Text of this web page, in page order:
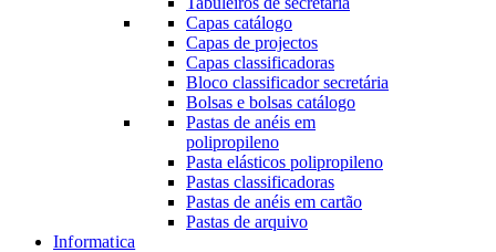
Capas catálogo
Capas de projectos
Capas classificadoras
Bloco classificador secretária
Bolsas e bolsas catálogo
Pastas de anéis em
polipropileno
Pasta elásticos polipropileno
Pastas classificadoras
Pastas de anéis em cartão
Pastas de arquivo
Informatica